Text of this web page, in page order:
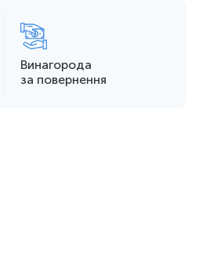
Винагорода
за повернення